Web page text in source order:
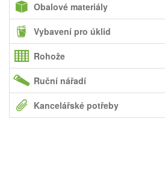
Obalové materiály
Vybavení pro úklid
Rohože
Ruční nářadí
Kancelářské potřeby